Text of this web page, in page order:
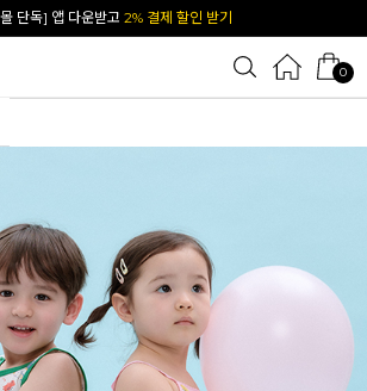
플친 추가하면1천원 즉시 할인 쿠폰
0